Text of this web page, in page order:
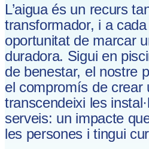
L’aigua és un recurs
transformador, i a
oportunitat de marcar
duradora. Sigui en
de benestar, el nostre
el compromís de crear
transcendeixi les
serveis: un impacte
les persones i tingui